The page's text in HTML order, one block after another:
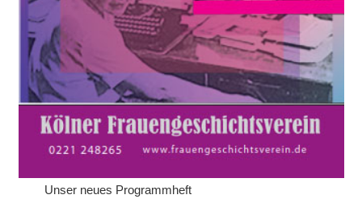
Unser neues Programmheft